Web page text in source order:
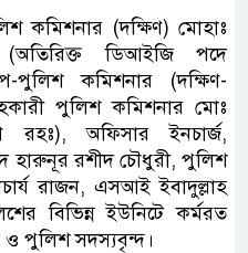
কমিশনার (দক্ষিণ) মোহাঃ
ডিআইজি পদে
পুলিশ কমিশনার (দক্ষিণ-
পুলিশ কমিশনার মোঃ
রহঃ), অফিসার ইনচার্জ,
হারুনূর রশীদ চৌধুরী, পুলিশ
রাজন, এস‌আই ইবাদুল্লাহ
বিভিন্ন ইউনিটে কর্মরত
ও পুলিশ সদস্যবৃন্দ।